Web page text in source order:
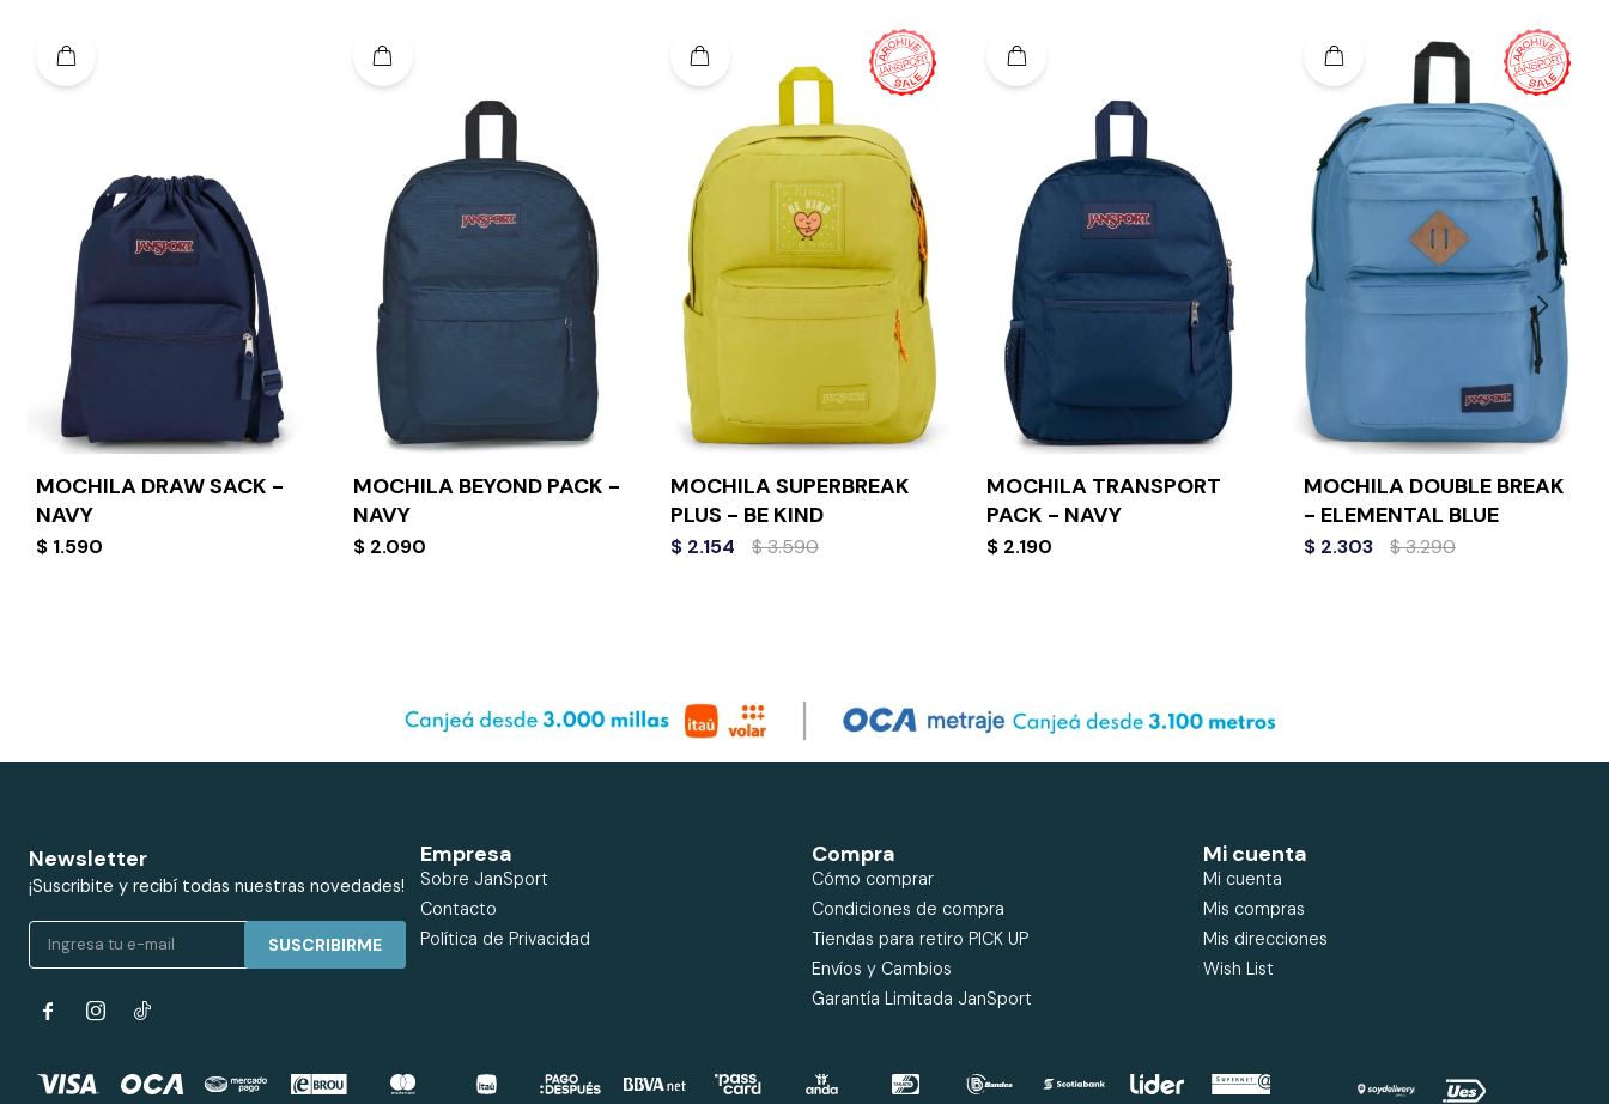
MOCHILA DRAW SACK -
NAVY
$ 1.590
MOCHILA BEYOND PACK -
NAVY
$ 2.090
MOCHILA SUPERBREAK
PLUS - BE KIND
$ 2.154 $3.590
MOCHILA TRANSPORT
PACK - NAVY
$ 2.190
MOCHILA DOUBLE BREAK
- ELEMENTAL BLUE
$ 2.303 $3.290
Newsletter
¡Suscribite y recibí todas nuestras novedades!
SUSCRIBIRME
 
Empresa
Sobre JanSport
Contacto
Política de Privacidad
Compra
Cómo comprar
Condiciones de compra
Tiendas para retiro PICK UP
Envíos y Cambios
Garantía Limitada JanSport
Mi cuenta
Mi cuenta
Mis compras
Mis direcciones
Wish List